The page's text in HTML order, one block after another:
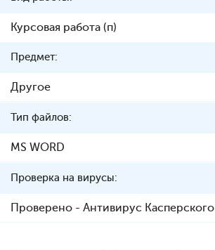
Курсовая работа (п)
Предмет:
Другое
Тип файлов:
MS WORD
Проверка на вирусы:
Проверено - Антивирус Касперского